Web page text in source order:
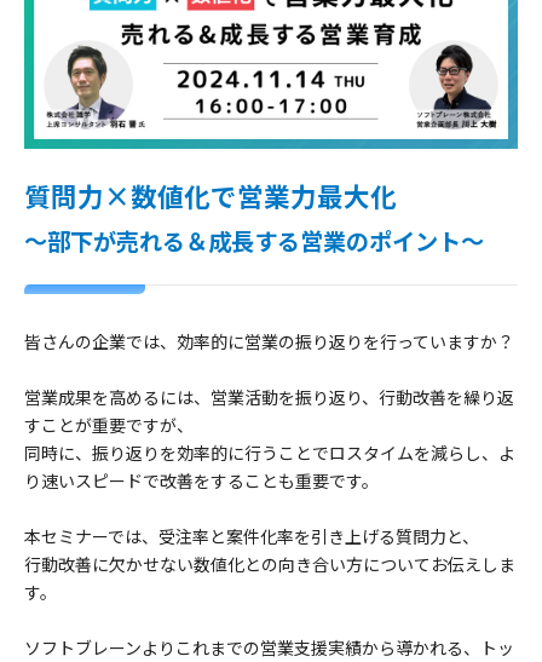
質問力×数値化で営業力最大化
～部下が売れる＆成長する営業のポイント～
皆さんの企業では、効率的に営業の振り返りを行っていますか？
営業成果を高めるには、営業活動を振り返り、行動改善を繰り返
すことが重要ですが、
同時に、振り返りを効率的に行うことでロスタイムを減らし、よ
り速いスピードで改善をすることも重要です。
本セミナーでは、受注率と案件化率を引き上げる質問力と、
行動改善に欠かせない数値化との向き合い方についてお伝えしま
す。
ソフトブレーンよりこれまでの営業支援実績から導かれる、トッ